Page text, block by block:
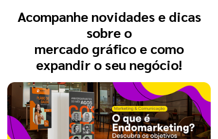
Acompanhe novidades e dicas
sobre o
mercado gráfico e como
expandir o seu negócio!